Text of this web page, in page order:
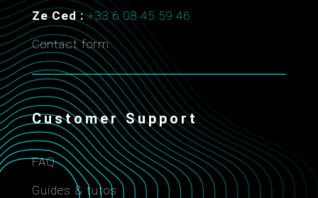
Ze Ced :+33 6 08 45 59 46
Contact form
Customer Support
FAQ
Guides & tutos